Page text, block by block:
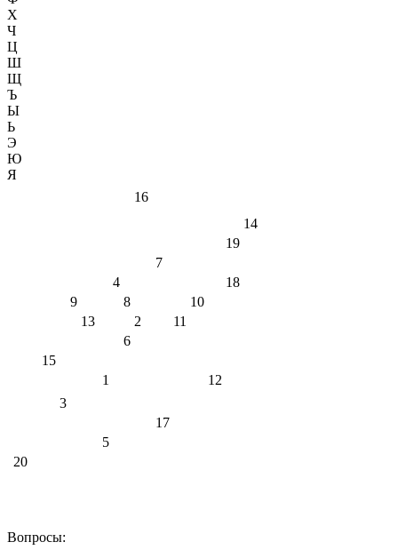
Х
Ч
Ц
Ш
Щ
Ъ
Ы
Ь
Э
Ю
Я
16
14
19
7
4
18
9
8
10
13
2
11
6
15
1
12
3
17
5
20
Вопросы: